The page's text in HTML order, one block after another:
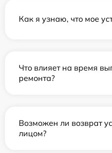
Как я узнаю, что мое
Что влияет на время
ремонта?
Возможен ли возврат
лицом?